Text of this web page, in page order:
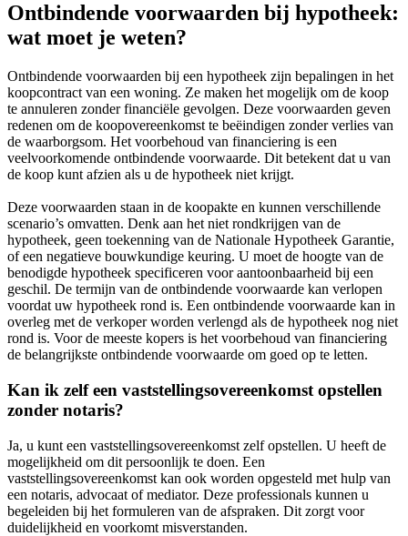
Ontbindende voorwaarden bij hypotheek:
wat moet je weten?
Ontbindende voorwaarden bij een hypotheek zijn bepalingen in het
koopcontract van een woning. Ze maken het mogelijk om de koop
te annuleren zonder financiële gevolgen. Deze voorwaarden geven
redenen om de koopovereenkomst te beëindigen zonder verlies van
de waarborgsom. Het voorbehoud van financiering is een
veelvoorkomende ontbindende voorwaarde. Dit betekent dat u van
de koop kunt afzien als u de hypotheek niet krijgt.
Deze voorwaarden staan in de koopakte en kunnen verschillende
scenario’s omvatten. Denk aan het niet rondkrijgen van de
hypotheek, geen toekenning van de Nationale Hypotheek Garantie,
of een negatieve bouwkundige keuring. U moet de hoogte van de
benodigde hypotheek specificeren voor aantoonbaarheid bij een
geschil. De termijn van de ontbindende voorwaarde kan verlopen
voordat uw hypotheek rond is. Een ontbindende voorwaarde kan in
overleg met de verkoper worden verlengd als de hypotheek nog niet
rond is. Voor de meeste kopers is het voorbehoud van financiering
de belangrijkste ontbindende voorwaarde om goed op te letten.
Kan ik zelf een vaststellingsovereenkomst opstellen
zonder notaris?
Ja, u kunt een vaststellingsovereenkomst zelf opstellen. U heeft de
mogelijkheid om dit persoonlijk te doen. Een
vaststellingsovereenkomst kan ook worden opgesteld met hulp van
een notaris, advocaat of mediator. Deze professionals kunnen u
begeleiden bij het formuleren van de afspraken. Dit zorgt voor
duidelijkheid en voorkomt misverstanden.